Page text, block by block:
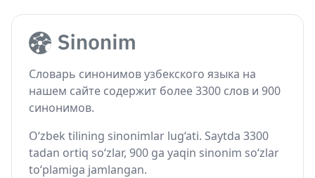
Словарь синонимов узбекского языка на
нашем сайте содержит более 3300 слов и 900
синонимов.
O‘zbek tilining sinonimlar lug‘ati. Saytda 3300
tadan ortiq so‘zlar, 900 ga yaqin sinonim so‘zlar
to‘plamiga jamlangan.